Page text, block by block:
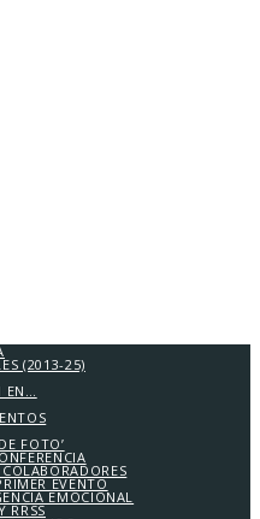
(2013-25)
EN…
FOTO’
EVENTO
EMOCIONAL
RRSS